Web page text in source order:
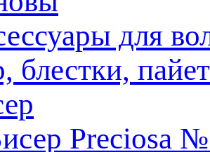
для
блестки,
Preciosa